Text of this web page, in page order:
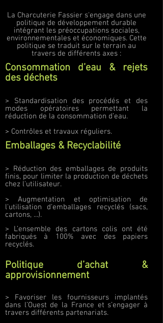
La Charcuterie Fassier s'engage dans une
politique de développement durable
intégrant les préoccupations sociales,
environnementales et économiques. Cette
politique se traduit sur le terrain au
travers de différents axes :
Consommation d’eau & rejets
des déchets
> Standardisation des procédés et des
modes opératoires permettant la
réduction de la consommation d’eau.
> Contrôles et travaux réguliers.
Emballages & Recyclabilité
> Réduction des emballages de produits
finis, pour limiter la production de déchets
chez l'utilisateur.
> Augmentation et optimisation de
l'utilisation d'emballages recyclés (sacs,
cartons, ...).
> L’ensemble des cartons colis ont été
fabriqués à 100% avec des papiers
recyclés.
Politique d’achat &
approvisionnement
> Favoriser les fournisseurs implantés
dans l’Ouest de la France et s’engager à
travers différents partenariats.